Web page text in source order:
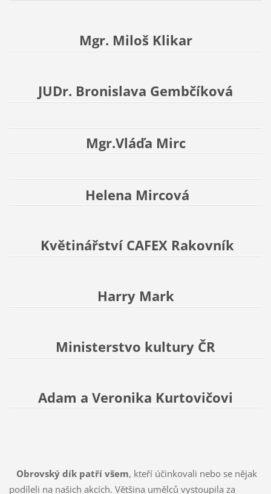
Mgr. Miloš Klikar
JUDr. Bronislava Gembčíková
Mgr.Vláďa Mirc
Helena Mircová
Květinářství CAFEX Rakovník
Harry Mark
Ministerstvo kultury ČR
Adam a Veronika Kurtovičovi
Obrovský dík patří všem, kteří účinkovali nebo se nějak
podíleli na našich akcích. Většina umělců vystoupila za